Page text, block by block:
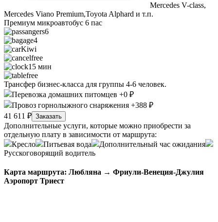
Mercedes V-class,
Mercedes Viano Premium,Toyota Alphard и т.п.
Премиум микроавтобус 6 пас
6
4
Kiwi
free
15 мин
free
Трансфер бизнес-класса для группы 4-6 человек.
Перевозка домашних питомцев +0 ₽
Провоз горнолыжного снаряжения +388 ₽
41 611 ₽ Заказать
Дополнительные услуги, которые можно приобрести за
отдельную плату в зависимости от маршрута:
Кресло
Питьевая вода
Дополнительный час ожидания
Русскоговорящий водитель
Карта маршрута: Любляна → Фриули-Венеция-Джулия
Аэропорт Триест